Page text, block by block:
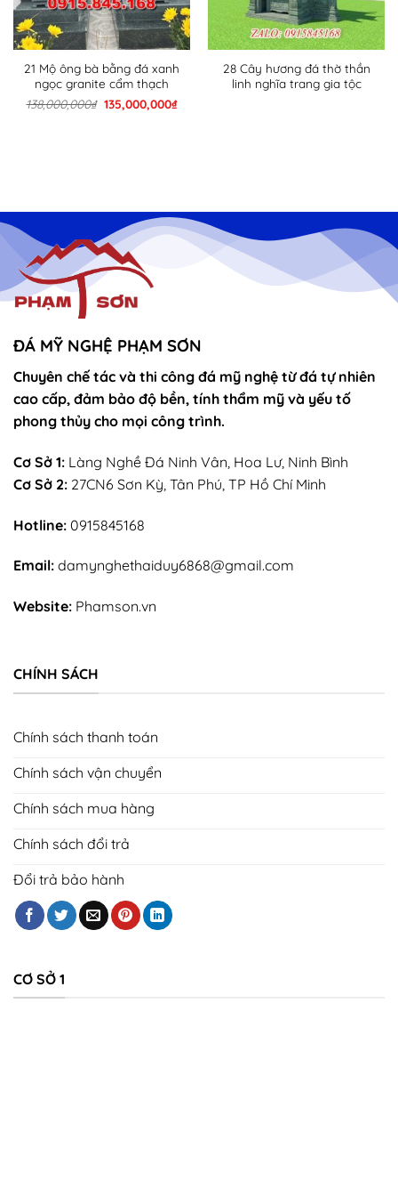
21 Mộ ông bà bằng đá xanh
ngọc granite cẩm thạch
138,000,000₫ Giá
gốc
135,000,000₫Giá
28 Cây hương đá thờ thần
linh nghĩa trang gia tộc
ĐÁ MỸ NGHỆ PHẠM SƠN
Chuyên chế tác và thi công đá mỹ nghệ từ đá tự nhiên
cao cấp, đảm bảo độ bền, tính thẩm mỹ và yếu tố
phong thủy cho mọi công trình.
Cơ Sở 1: Làng Nghề Đá Ninh Vân, Hoa Lư, Ninh Bình
Cơ Sở 2: 27CN6 Sơn Kỳ, Tân Phú, TP Hồ Chí Minh
Hotline: 0915845168
Email: damynghethaiduy6868@gmail.com
Website: Phamson.vn
CHÍNH SÁCH
Chính sách thanh toán
Chính sách vận chuyển
Chính sách mua hàng
Chính sách đổi trả
Đổi trả bảo hành
CƠ SỞ 1